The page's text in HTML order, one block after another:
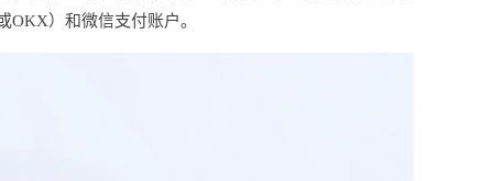
OKX）和微信支付账户。